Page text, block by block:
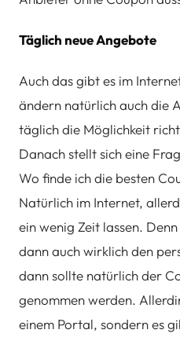
Täglich neue Angebote
Auch das gibt es im
ändern natürlich auch die
täglich die Möglichkeit
Danach stellt sich eine
Wo finde ich die besten
Natürlich im Internet,
ein wenig Zeit lassen.
dann auch wirklich den
dann sollte natürlich der
genommen werden.
einem Portal, sondern es